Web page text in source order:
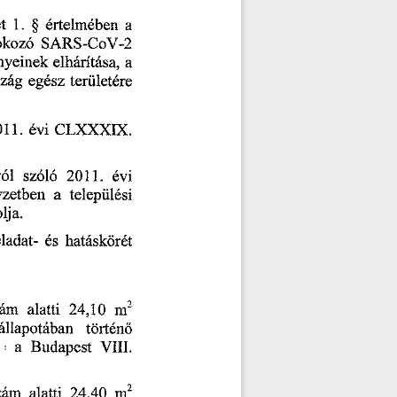
1. § értelmében a
SARS-CoV-2
elhárítása, a
egész területére
évi CLOEXXXDC.
szóló 2011.
évi
a települési
és hatáskörét
alatti 24,10 m2
történő
a Budapest VIII.
alatti 24,40 m2